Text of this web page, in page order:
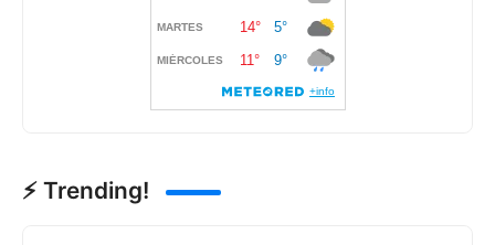
⚡ Trending!